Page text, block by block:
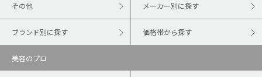
その他 メーカー別に探す
ブランド別に探す 価格帯から探す
美容のプロ